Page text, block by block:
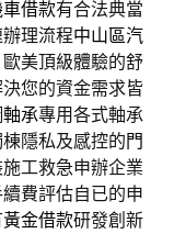
借款有合法典當
理流程中山區汽
美頂級體驗的舒
您的資金需求皆
承專用各式軸承
隱私及感控的門
工救急申辦企業
費評估自已的申
黃金借款研發創新